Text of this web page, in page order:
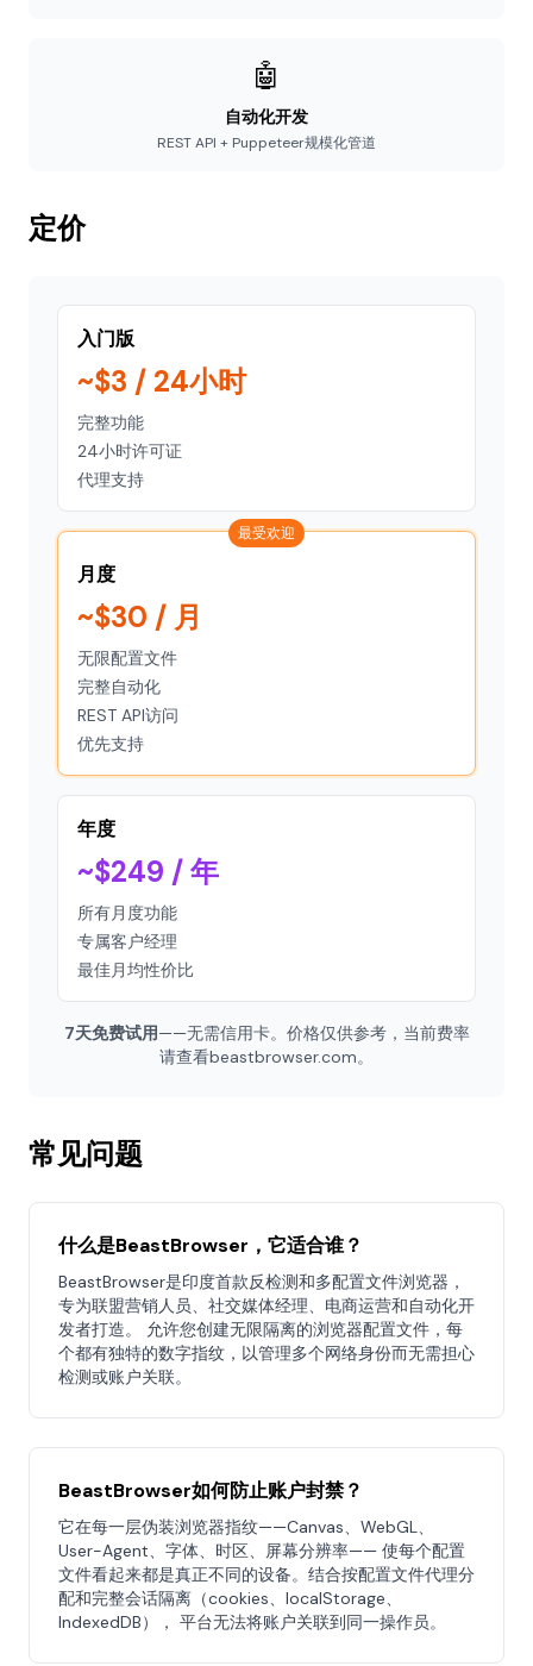
🤖
自动化开发
REST API + Puppeteer规模化管道
定价
入门版
~$3 / 24小时
完整功能
24小时许可证
代理支持
最受欢迎
月度
~$30 / 月
无限配置文件
完整自动化
REST API访问
优先支持
年度
~$249 / 年
所有月度功能
专属客户经理
最佳月均性价比
7天免费试用——无需信用卡。价格仅供参考，当前费率
请查看beastbrowser.com。
常见问题
什么是BeastBrowser，它适合谁？
BeastBrowser是印度首款反检测和多配置文件浏览器，
专为联盟营销人员、社交媒体经理、电商运营和自动化开
发者打造。 允许您创建无限隔离的浏览器配置文件，每
个都有独特的数字指纹，以管理多个网络身份而无需担心
检测或账户关联。
BeastBrowser如何防止账户封禁？
它在每一层伪装浏览器指纹——Canvas、WebGL、
User-Agent、字体、时区、屏幕分辨率—— 使每个配置
文件看起来都是真正不同的设备。结合按配置文件代理分
配和完整会话隔离（cookies、localStorage、
IndexedDB）， 平台无法将账户关联到同一操作员。